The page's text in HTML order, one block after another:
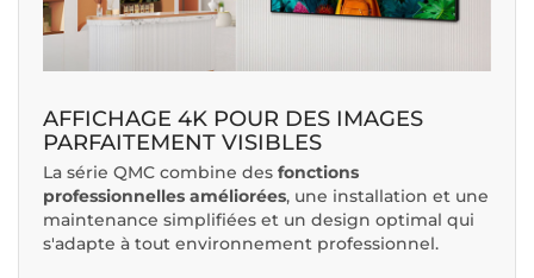
AFFICHAGE 4K POUR DES IMAGES
PARFAITEMENT VISIBLES
La série QMC combine des fonctions
professionnelles améliorées, une installation et une
maintenance simplifiées et un design optimal qui
s'adapte à tout environnement professionnel.